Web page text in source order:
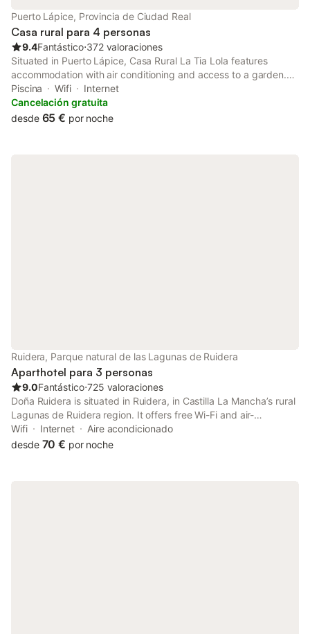
Puerto Lápice, Provincia de Ciudad Real
Casa rural para 4 personas
9.4Fantástico⋅372 valoraciones
Situated in Puerto Lápice, Casa Rural La Tia Lola features
accommodation with air conditioning and access to a garden.
The property has garden and city views.
Piscina Wifi
Internet
Cancelación gratuita
desde 65 € por noche
Ruidera, Parque natural de las Lagunas de Ruidera
Aparthotel para 3 personas
9.0Fantástico⋅725 valoraciones
Doña Ruidera is situated in Ruidera, in Castilla La Mancha’s rural
Lagunas de Ruidera region. It offers free Wi-Fi and air-
conditioned rooms with wonderful views over Laguna del Rey
Lake. The Doña Ruidera uses biomass to provide eco-friendly
Wifi Internet
Aire acondicionado
desde 70 € por noche